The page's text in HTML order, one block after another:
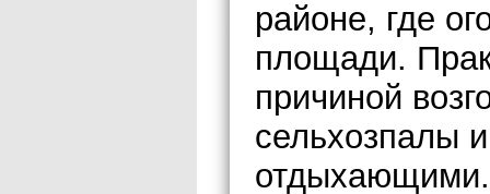
районе, где
площади.
причиной
сельхозпалы
отдыхающими.